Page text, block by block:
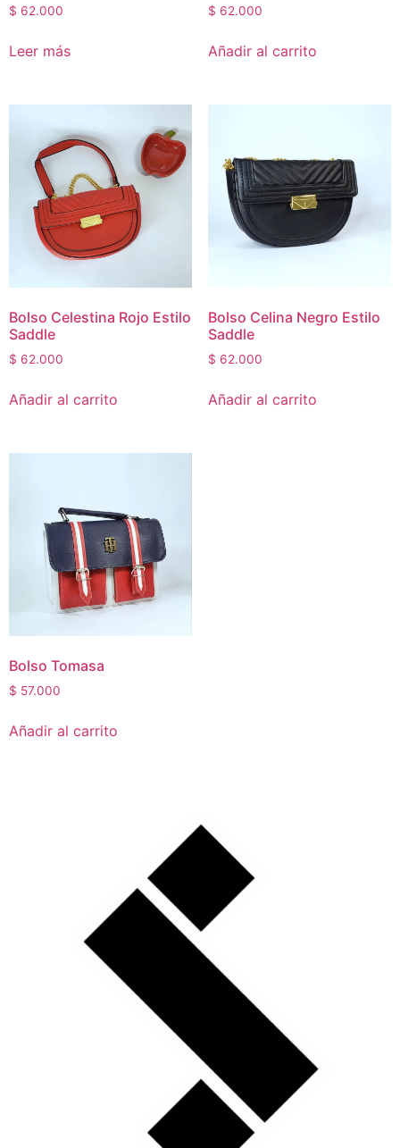
$ 62.000
Leer más
$ 62.000
Añadir al carrito
Bolso Celestina Rojo Estilo
Saddle
$ 62.000
Añadir al carrito
Bolso Celina Negro Estilo
Saddle
$ 62.000
Añadir al carrito
Bolso Tomasa
$ 57.000
Añadir al carrito